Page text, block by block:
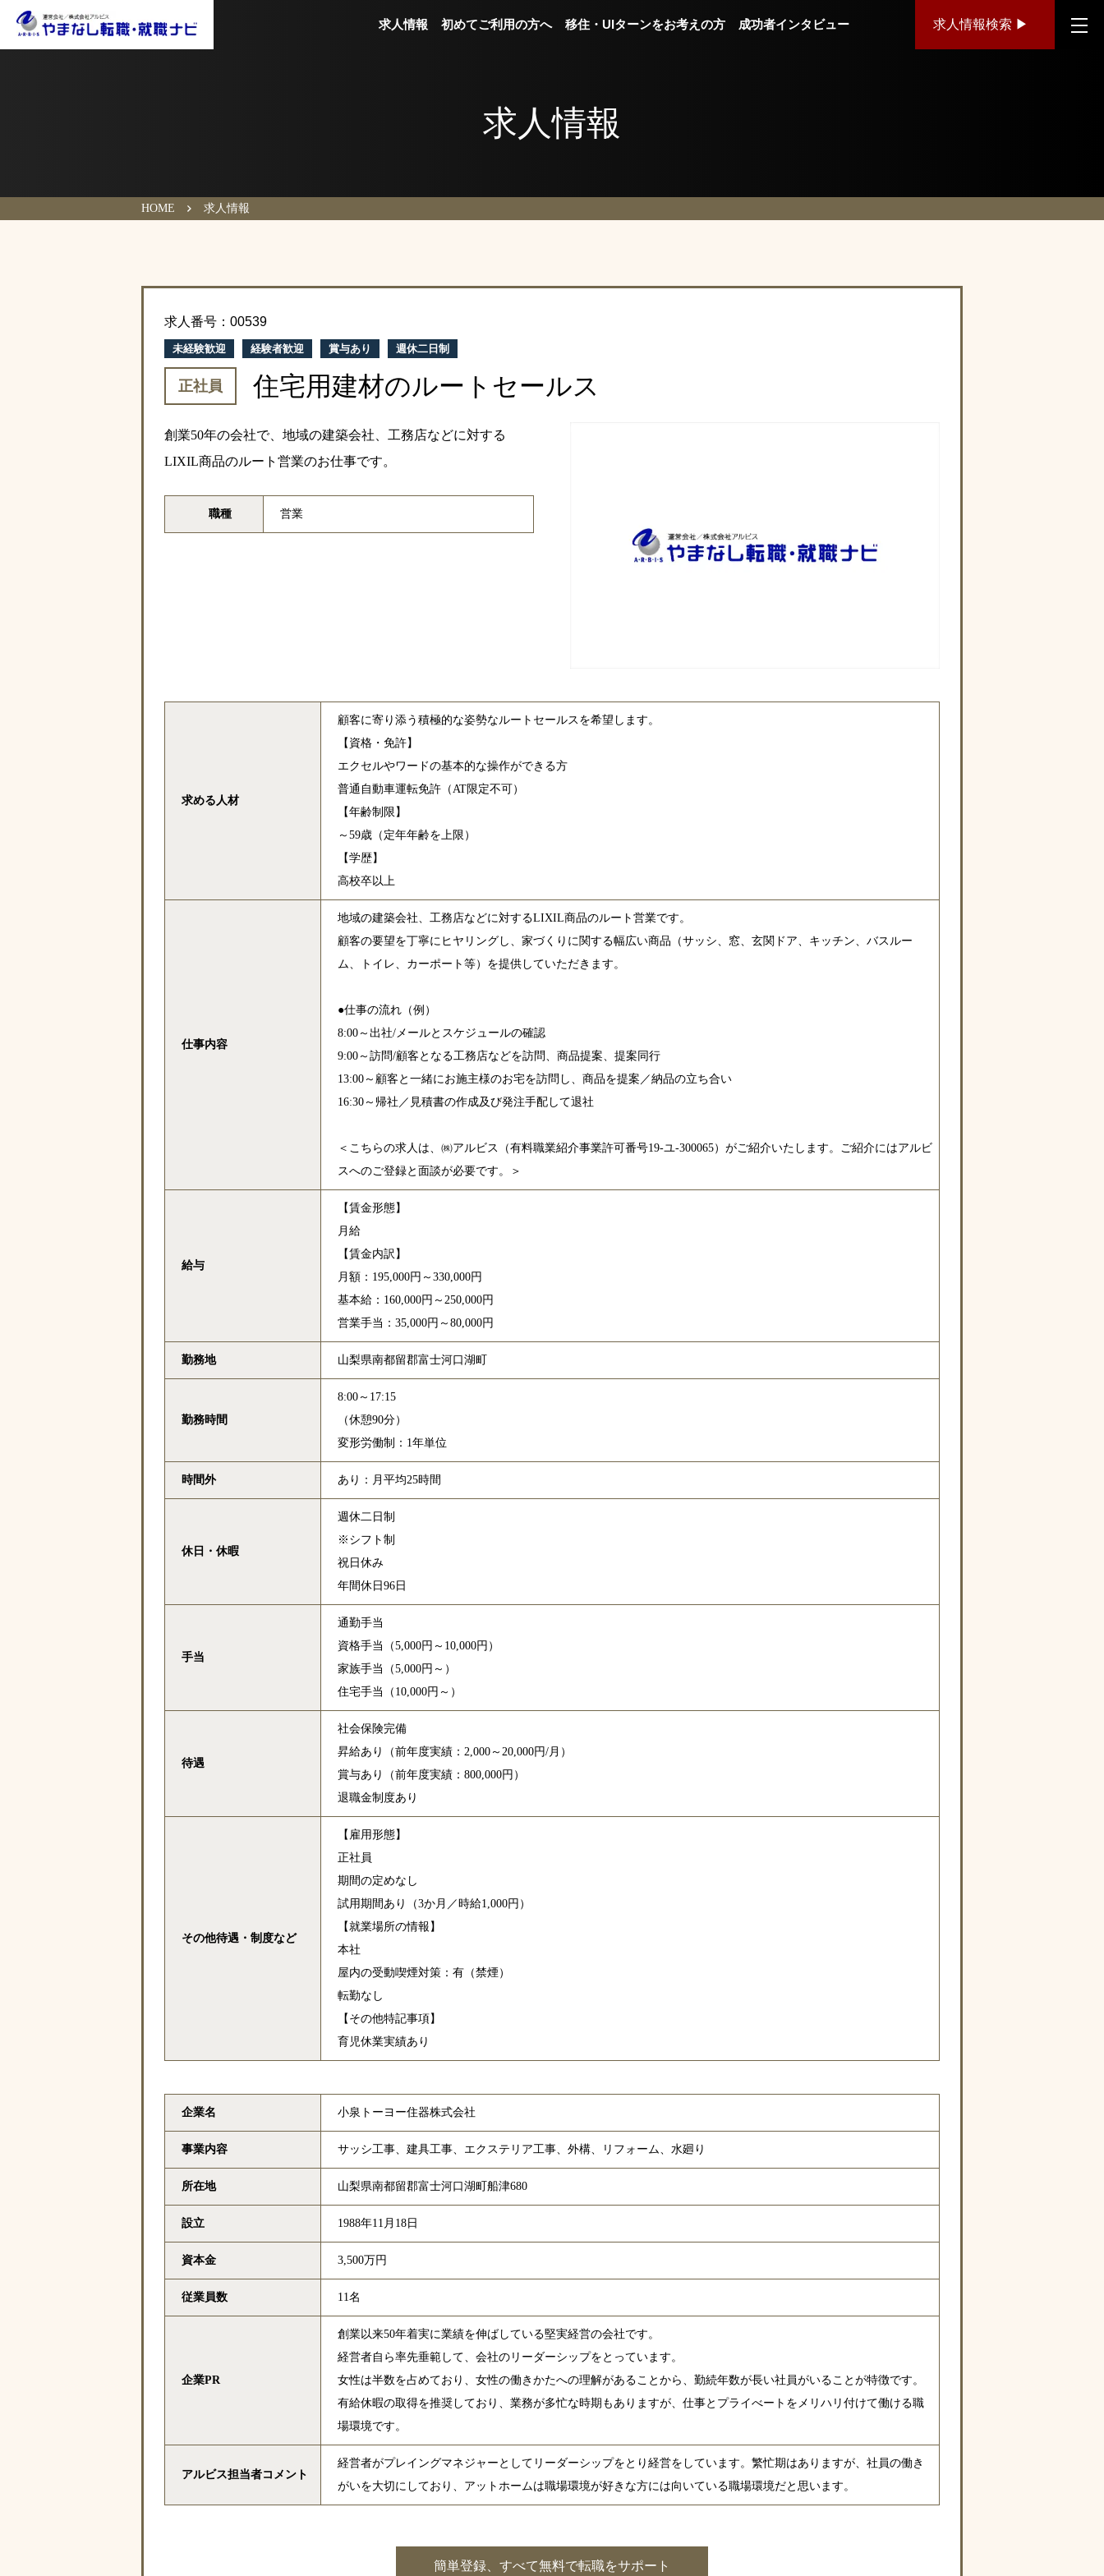
求人情報 初めてご利用の方へ 移住・UIターンをお考えの方 成功者インタビュー 求人情報検索 ▶
求人情報
HOME 求人情報
求人番号：00539
未経験歓迎 経験者歓迎 賞与あり 週休二日制
正社員 住宅用建材のルートセールス
創業50年の会社で、地域の建築会社、工務店などに対する
LIXIL商品のルート営業のお仕事です。
職種 営業
求める人材
顧客に寄り添う積極的な姿勢なルートセールスを希望します。
【資格・免許】
エクセルやワードの基本的な操作ができる方
普通自動車運転免許（AT限定不可）
【年齢制限】
～59歳（定年年齢を上限）
【学歴】
高校卒以上
仕事内容
地域の建築会社、工務店などに対するLIXIL商品のルート営業です。
顧客の要望を丁寧にヒヤリングし、家づくりに関する幅広い商品（サッシ、窓、玄関ドア、キッチン、バスルー
ム、トイレ、カーポート等）を提供していただきます。
●仕事の流れ（例）
8:00～出社/メールとスケジュールの確認
9:00～訪問/顧客となる工務店などを訪問、商品提案、提案同行
13:00～顧客と一緒にお施主様のお宅を訪問し、商品を提案／納品の立ち合い
16:30～帰社／見積書の作成及び発注手配して退社
＜こちらの求人は、㈱アルビス（有料職業紹介事業許可番号19-ユ-300065）がご紹介いたします。ご紹介にはアルビ
スへのご登録と面談が必要です。＞
給与
【賃金形態】
月給
【賃金内訳】
月額：195,000円～330,000円
基本給：160,000円～250,000円
営業手当：35,000円～80,000円
勤務地 山梨県南都留郡富士河口湖町
勤務時間
8:00～17:15
（休憩90分）
変形労働制：1年単位
時間外 あり：月平均25時間
休日・休暇
週休二日制
※シフト制
祝日休み
年間休日96日
手当
通勤手当
資格手当（5,000円～10,000円）
家族手当（5,000円～）
住宅手当（10,000円～）
待遇
社会保険完備
昇給あり（前年度実績：2,000～20,000円/月）
賞与あり（前年度実績：800,000円）
退職金制度あり
その他待遇・ 制度など
【雇用形態】
正社員
期間の定めなし
試用期間あり（3か月／時給1,000円）
【就業場所の情報】
本社
屋内の受動喫煙対策：有（禁煙）
転勤なし
【その他特記事項】
育児休業実績あり
企業名 小泉トーヨー住器株式会社
事業内容 サッシ工事、建具工事、エクステリア工事、外構、リフォーム、水廻り
所在地 山梨県南都留郡富士河口湖町船津680
設立 1988年11月18日
資本金 3,500万円
従業員数 11名
企業PR
創業以来50年着実に業績を伸ばしている堅実経営の会社です。
経営者自ら率先垂範して、会社のリーダーシップをとっています。
女性は半数を占めており、女性の働きかたへの理解があることから、勤続年数が長い社員がいることが特徴です。
有給休暇の取得を推奨しており、業務が多忙な時期もありますが、仕事とプライべートをメリハリ付けて働ける職
場環境です。
アルビス担当者コメント
経営者がプレイングマネジャーとしてリーダーシップをとり経営をしています。繁忙期はありますが、社員の働き
がいを大切にしており、アットホームは職場環境が好きな方には向いている職場環境だと思います。
簡単登録、すべて無料で転職をサポート